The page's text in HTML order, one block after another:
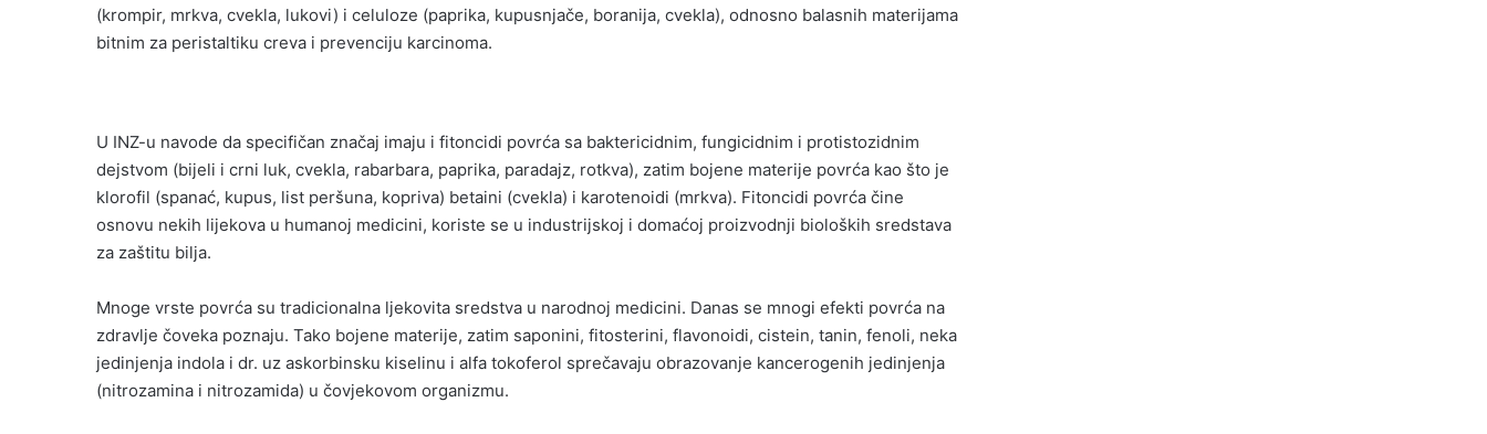
(krompir, mrkva, cvekla, lukovi) i celuloze (paprika, kupusnjače, boranija, cvekla), odnosno balasnih materijama
bitnim za peristaltiku creva i prevenciju karcinoma.
U INZ-u navode da specifičan značaj imaju i fitoncidi povrća sa baktericidnim, fungicidnim i protistozidnim
dejstvom (bijeli i crni luk, cvekla, rabarbara, paprika, paradajz, rotkva), zatim bojene materije povrća kao što je
klorofil (spanać, kupus, list peršuna, kopriva) betaini (cvekla) i karotenoidi (mrkva). Fitoncidi povrća čine
osnovu nekih lijekova u humanoj medicini, koriste se u industrijskoj i domaćoj proizvodnji bioloških sredstava
za zaštitu bilja.
Mnoge vrste povrća su tradicionalna ljekovita sredstva u narodnoj medicini. Danas se mnogi efekti povrća na
zdravlje čoveka poznaju. Tako bojene materije, zatim saponini, fitosterini, flavonoidi, cistein, tanin, fenoli, neka
jedinjenja indola i dr. uz askorbinsku kiselinu i alfa tokoferol sprečavaju obrazovanje kancerogenih jedinjenja
(nitrozamina i nitrozamida) u čovjekovom organizmu.